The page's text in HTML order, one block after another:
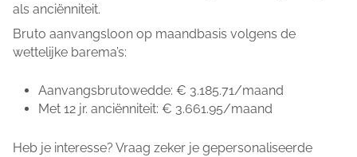
als anciënniteit.
Bruto aanvangsloon op maandbasis volgens de
wettelijke barema’s:
Aanvangsbrutowedde: € 3.185.71/maand
Met 12 jr. anciënniteit: € 3.661.95/maand
Heb je interesse? Vraag zeker je gepersonaliseerde